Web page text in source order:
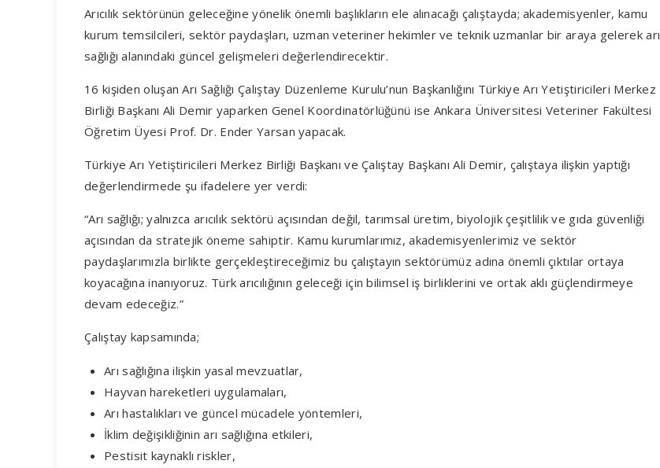
Arıcılık sektörünün geleceğine yönelik önemli başlıkların ele alınacağı çalıştayda; akademisyenler, kamu
kurum temsilcileri, sektör paydaşları, uzman veteriner hekimler ve teknik uzmanlar bir araya gelerek arı
sağlığı alanındaki güncel gelişmeleri değerlendirecektir.
16 kişiden oluşan Arı Sağlığı Çalıştay Düzenleme Kurulu’nun Başkanlığını Türkiye Arı Yetiştiricileri Merkez
Birliği Başkanı Ali Demir yaparken Genel Koordinatörlüğünü ise Ankara Üniversitesi Veteriner Fakültesi
Öğretim Üyesi Prof. Dr. Ender Yarsan yapacak.
Türkiye Arı Yetiştiricileri Merkez Birliği Başkanı ve Çalıştay Başkanı Ali Demir, çalıştaya ilişkin yaptığı
değerlendirmede şu ifadelere yer verdi:
“Arı sağlığı; yalnızca arıcılık sektörü açısından değil, tarımsal üretim, biyolojik çeşitlilik ve gıda güvenliği
açısından da stratejik öneme sahiptir. Kamu kurumlarımız, akademisyenlerimiz ve sektör
paydaşlarımızla birlikte gerçekleştireceğimiz bu çalıştayın sektörümüz adına önemli çıktılar ortaya
koyacağına inanıyoruz. Türk arıcılığının geleceği için bilimsel iş birliklerini ve ortak aklı güçlendirmeye
devam edeceğiz.”
Çalıştay kapsamında;
Arı sağlığına ilişkin yasal mevzuatlar,
Hayvan hareketleri uygulamaları,
Arı hastalıkları ve güncel mücadele yöntemleri,
İklim değişikliğinin arı sağlığına etkileri,
Pestisit kaynaklı riskler,